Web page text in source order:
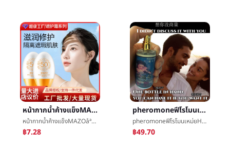
หน้ากากน้ำค้างแข็งMAZOåªบำรุงรักษายุโรปรวยหน้ากากน้ำค้างแข็งการเสริมกำลังให้ความชุ่มชื้นรวยความเหงาหน้ากากน้ำค้างแข็งชิ้นในนามของ
หน้ากากน้ำค้างแข็งMAZOåªบำรุงรักษายุโรปรวยหน้ากากน้ำค้างแข็งการเสริมกำลังให้ความชุ่มชื้นรวยความเหงาหน้ากากน้ำค้างแข็งชิ้นในนามของ
฿7.28
pheromoneฟีโรโมนเหม่ยHuน้ำหอมสเปรย์เสน่ห์ปล่อยชายและหญิงข้อมูลมังสวิรัติผงน้ำหอมการค้าขายในนามของ
pheromoneฟีโรโมนเหม่ยHuน้ำหอมสเปรย์เสน่ห์ปล่อยชายและหญิงข้อมูลมังสวิรัติผงน้ำหอมการค้าขายในนามของ
฿49.70